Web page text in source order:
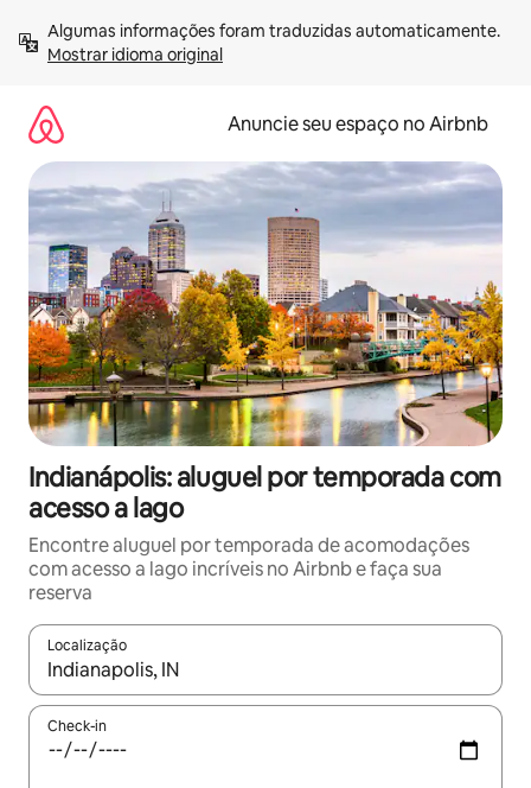
para
Mostrar idioma original
Anuncie seu espaço no Airbnb
Indianápolis: aluguel por temporada com
acesso a lago
Encontre aluguel por temporada de acomodações
com acesso a lago incríveis no Airbnb e faça sua
reserva
Localização
Quando os resultados estiverem disponíveis, explore-os
Check-in